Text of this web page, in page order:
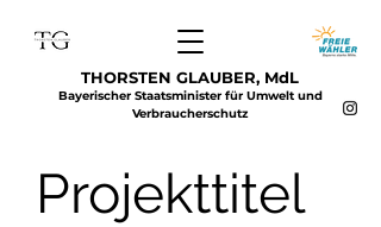
THORSTEN GLAUBER, MdL
Bayerischer Staatsminister für Umwelt und
Verbraucherschutz
Projekttitel